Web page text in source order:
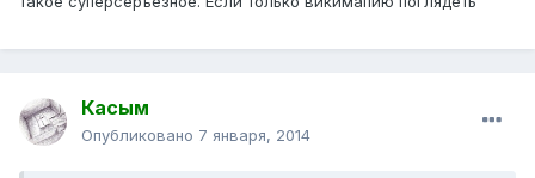
Касым
Опубликовано 7 января, 2014